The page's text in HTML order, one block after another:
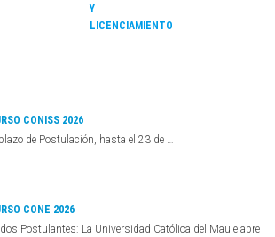
Y
LICENCIAMIENTO
CONISS 2026
de Postulación, hasta el 23 de …
CONE 2026
Postulantes: La Universidad Católica del Maule abre